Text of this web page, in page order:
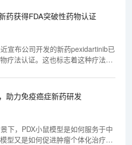
药获得FDA突破性药物认证
宣布公司开发的新药pexidartinib已
疗法认证。这也标志着这种疗法将
助力免疫癌症新药研发
下，PDX小鼠模型是如何服务于中
型又是如何促进肿瘤个体化治疗